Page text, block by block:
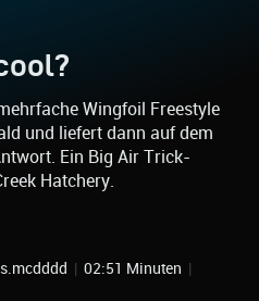
Wingfoil Freestyle
und liefert dann auf dem
Ein Big Air Trick-
Hatchery.
| 02:51 Minuten |